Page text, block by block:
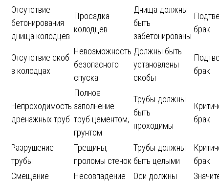
Отсутствие
бетонирования
днища колодцев
Просадка
колодцев
Днища должны
быть
забетонированы
брак
Отсутствие скоб
в колодцах
Невозможность
безопасного
спуска
Должны быть
установлены
скобы
брак
Непроходимость
дренажных труб
Полное
заполнение
труб цементом,
грунтом
Трубы должны
быть
проходимы
брак
Разрушение
трубы
Трещины,
проломы стенок
Трубы должны
быть целыми
брак
Смещение
Несовпадение
Оси должны